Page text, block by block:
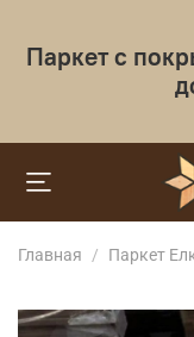
Паркет с
Главная Паркет